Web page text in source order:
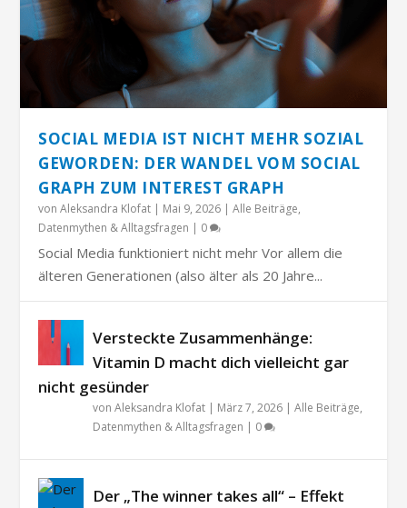
SOCIAL MEDIA IST NICHT MEHR SOZIAL
GEWORDEN: DER WANDEL VOM SOCIAL
GRAPH ZUM INTEREST GRAPH
vonAleksandra Klofat | Mai 9, 2026 |Alle Beiträge,
Datenmythen & Alltagsfragen | 0
Social Media funktioniert nicht mehr Vor allem die
älteren Generationen (also älter als 20 Jahre...
Versteckte Zusammenhänge:
Vitamin D macht dich vielleicht gar
nicht gesünder
vonAleksandra Klofat | März 7, 2026 |Alle Beiträge,
Datenmythen & Alltagsfragen | 0
Der „The winner takes all“ – Effekt